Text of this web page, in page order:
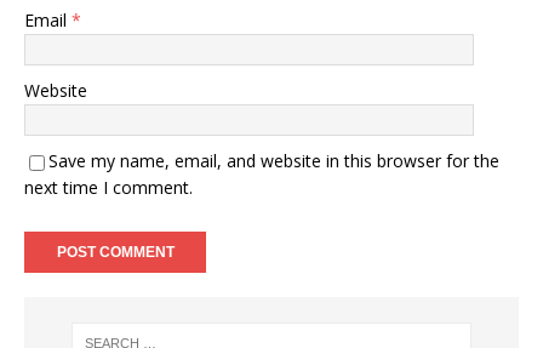
Email *
Website
Save my name, email, and website in this browser for the
next time I comment.